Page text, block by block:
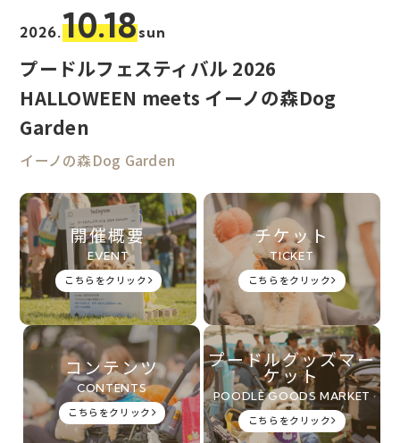
2026.10.18sun
プードルフェスティバル 2026
HALLOWEEN meets イーノの森Dog
Garden
イーノの森Dog Garden
開催概要
EVENT
こちらをクリック
チケット
TICKET
こちらをクリック
コンテンツ
CONTENTS
こちらをクリック
プードルグッズマー
ケット
POODLE GOODS MARKET
こちらをクリック